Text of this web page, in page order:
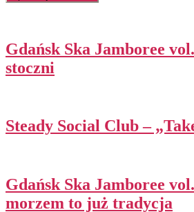
Gdańsk Ska Jamboree
stoczni
Steady Social Club –
Gdańsk Ska Jamboree
morzem to już tradycja